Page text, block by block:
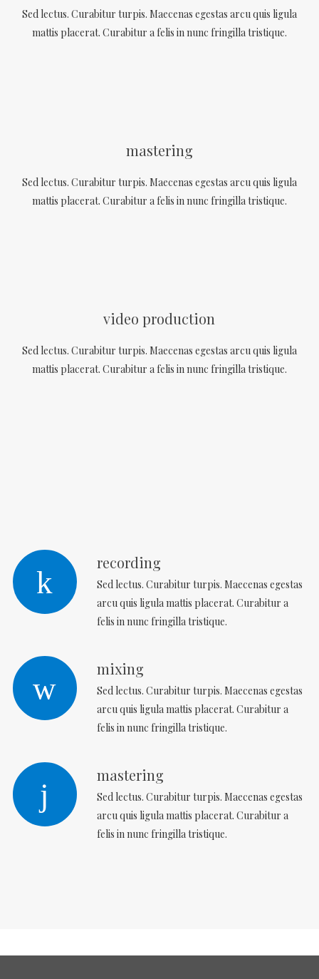
Sed lectus. Curabitur turpis. Maecenas egestas arcu quis ligula
mattis placerat. Curabitur a felis in nunc fringilla tristique.
mastering
Sed lectus. Curabitur turpis. Maecenas egestas arcu quis ligula
mattis placerat. Curabitur a felis in nunc fringilla tristique.
video production
Sed lectus. Curabitur turpis. Maecenas egestas arcu quis ligula
mattis placerat. Curabitur a felis in nunc fringilla tristique.
recording
Sed lectus. Curabitur turpis. Maecenas egestas
arcu quis ligula mattis placerat. Curabitur a
felis in nunc fringilla tristique.
mixing
Sed lectus. Curabitur turpis. Maecenas egestas
arcu quis ligula mattis placerat. Curabitur a
felis in nunc fringilla tristique.
mastering
Sed lectus. Curabitur turpis. Maecenas egestas
arcu quis ligula mattis placerat. Curabitur a
felis in nunc fringilla tristique.